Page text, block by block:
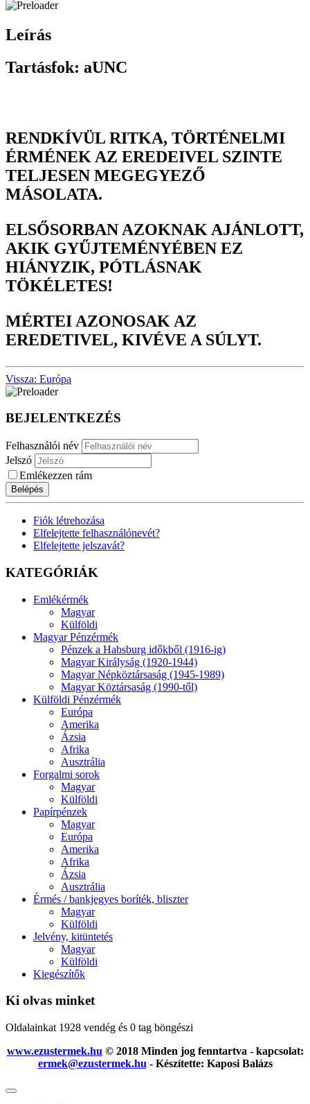
Leírás
Tartásfok: aUNC
RENDKÍVÜL RITKA, TÖRTÉNELMI
ÉRMÉNEK AZ EREDEIVEL SZINTE
TELJESEN MEGEGYEZŐ
MÁSOLATA.
ELSŐSORBAN AZOKNAK AJÁNLOTT,
AKIK GYŰJTEMÉNYÉBEN EZ
HIÁNYZIK, PÓTLÁSNAK
TÖKÉLETES!
MÉRTEI AZONOSAK AZ
EREDETIVEL, KIVÉVE A SÚLYT.
Vissza: Európa
BEJELENTKEZÉS
Felhasználói név
Jelszó
Emlékezzen rám
Belépés
Fiók létrehozása
Elfelejtette felhasználónevét?
Elfelejtette jelszavát?
KATEGÓRIÁK
Emlékérmék
Magyar
Külföldi
Magyar Pénzérmék
Pénzek a Habsburg időkből (1916-ig)
Magyar Királyság (1920-1944)
Magyar Népköztársaság (1945-1989)
Magyar Köztársaság (1990-től)
Külföldi Pénzérmék
Európa
Amerika
Ázsia
Afrika
Ausztrália
Forgalmi sorok
Magyar
Külföldi
Papírpénzek
Magyar
Európa
Amerika
Afrika
Ázsia
Ausztrália
Érmés / bankjegyes boríték, bliszter
Magyar
Külföldi
Jelvény, kitüntetés
Magyar
Külföldi
Kiegészítők
Ki olvas minket
Oldalainkat 1928 vendég és 0 tag böngészi
www.ezustermek.hu © 2018 Minden jog fenntartva - kapcsolat:
ermek@ezustermek.hu - Készítette: Kaposi Balázs